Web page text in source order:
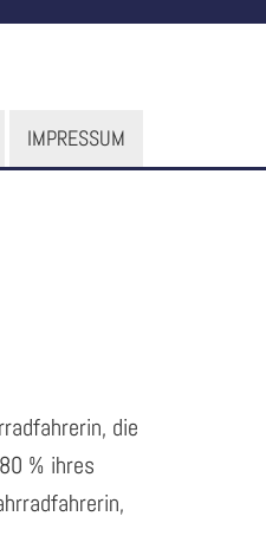
IMPRESSUM
die
% ihres